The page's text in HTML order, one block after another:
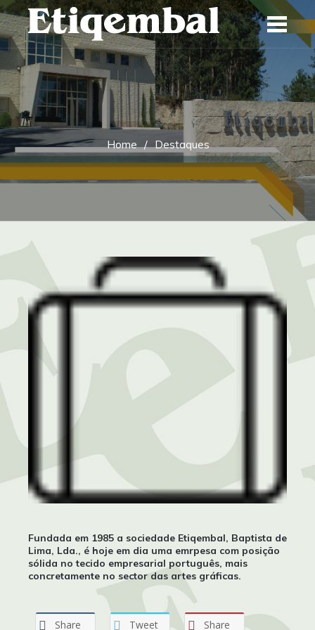
Skip
to
content
Home Destaques
Fundada em 1985 a sociedade Etiqembal, Baptista de
Lima, Lda., é hoje em dia uma emrpesa com posição
sólida no tecido empresarial português, mais
concretamente no sector das artes gráficas.
Share Tweet Share